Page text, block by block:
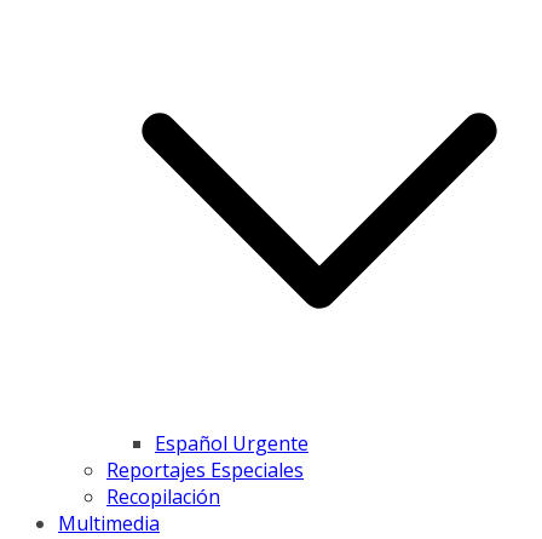
Español Urgente
Reportajes Especiales
Recopilación
Multimedia